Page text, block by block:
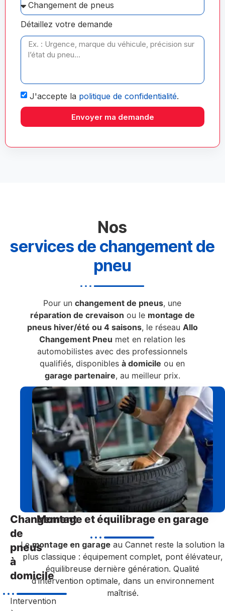
Détaillez votre demande
J'accepte la politique de confidentialité.
Envoyer ma demande
Nos
services de changement de
pneu
Pour unchangement de pneus, une
réparation de crevaison ou le montage de
pneus hiver/été ou 4 saisons, le réseau Allo
Changement Pneu met en relation les
automobilistes avec des professionnels
qualifiés, disponiblesà domicile ou en
garage partenaire, au meilleur prix.
Changement
de
pneus
à
domicile
Intervention
Montage et équilibrage en garage
Lemontage en garage au Cannet reste la solution la
plus classique : équipement complet, pont élévateur,
équilibreuse dernière génération. Qualité
d’intervention optimale, dans un environnement
maîtrisé.